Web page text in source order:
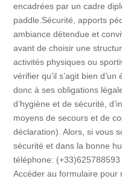
encadrées par un cadre
paddle.Sécurité, apports
ambiance détendue et
avant de choisir une
activités physiques ou
vérifier qu’il s’agit bien
donc à ses obligations
d’hygiène et de sécurité,
moyens de secours et de
déclaration). Alors, si vous
sécurité et dans la bonne
téléphone:
Accéder au formulaire pour